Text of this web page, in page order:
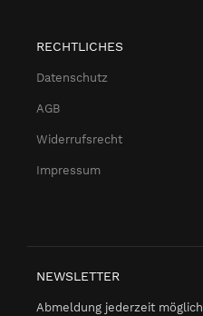
RECHTLICHES
Datenschutz
AGB
Widerrufsrecht
Impressum
NEWSLETTER
Abmeldung jederzeit möglich